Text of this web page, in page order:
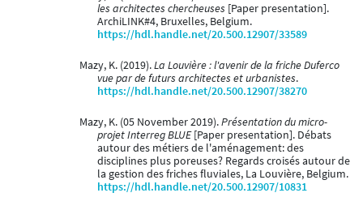
les architectes chercheuses [Paper presentation].
ArchiLINK#4, Bruxelles, Belgium.
https://hdl.handle.net/20.500.12907/33589
Mazy, K. (2019).La Louvière : l'avenir de la friche Duferco
vue par de futurs architectes et urbanistes.
https://hdl.handle.net/20.500.12907/38270
Mazy, K. (05 November 2019).Présentation du micro-
projet Interreg BLUE[Paper presentation]. Débats
autour des métiers de l'aménagement: des
disciplines plus poreuses? Regards croisés autour de
la gestion des friches fluviales, La Louvière, Belgium.
https://hdl.handle.net/20.500.12907/10831